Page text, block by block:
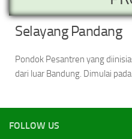
Selayang Pandang
Pondok Pesantren yang
dari luar Bandung. Dimulai
FOLLOW US